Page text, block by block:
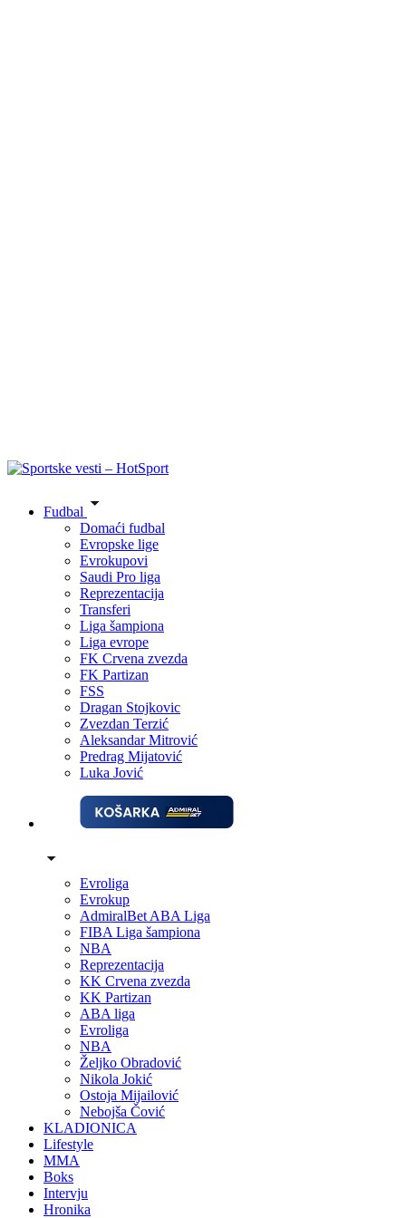
Fudbal
Domaći fudbal
Evropske lige
Evrokupovi
Saudi Pro liga
Reprezentacija
Transferi
Liga šampiona
Liga evrope
FK Crvena zvezda
FK Partizan
FSS
Dragan Stojkovic
Zvezdan Terzić
Aleksandar Mitrović
Predrag Mijatović
Luka Jović
Evroliga
Evrokup
AdmiralBet ABA Liga
FIBA Liga šampiona
NBA
Reprezentacija
KK Crvena zvezda
KK Partizan
ABA liga
Evroliga
NBA
Željko Obradović
Nikola Jokić
Ostoja Mijailović
Nebojša Čović
KLADIONICA
Lifestyle
MMA
Boks
Intervju
Hronika